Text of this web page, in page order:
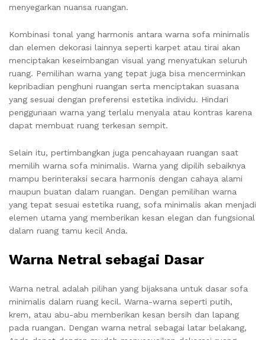
menyegarkan nuansa ruangan.
Kombinasi tonal yang harmonis antara warna sofa minimalis
dan elemen dekorasi lainnya seperti karpet atau tirai akan
menciptakan keseimbangan visual yang menyatukan seluruh
ruang. Pemilihan warna yang tepat juga bisa mencerminkan
kepribadian penghuni ruangan serta menciptakan suasana
yang sesuai dengan preferensi estetika individu. Hindari
penggunaan warna yang terlalu menyala atau kontras karena
dapat membuat ruang terkesan sempit.
Selain itu, pertimbangkan juga pencahayaan ruangan saat
memilih warna sofa minimalis. Warna yang dipilih sebaiknya
mampu berinteraksi secara harmonis dengan cahaya alami
maupun buatan dalam ruangan. Dengan pemilihan warna
yang tepat sesuai estetika ruang, sofa minimalis akan menjadi
elemen utama yang memberikan kesan elegan dan fungsional
dalam ruang tamu kecil Anda.
Warna Netral sebagai Dasar
Warna netral adalah pilihan yang bijaksana untuk dasar sofa
minimalis dalam ruang kecil. Warna-warna seperti putih,
krem, atau abu-abu memberikan kesan bersih dan lapang
pada ruangan. Dengan warna netral sebagai latar belakang,